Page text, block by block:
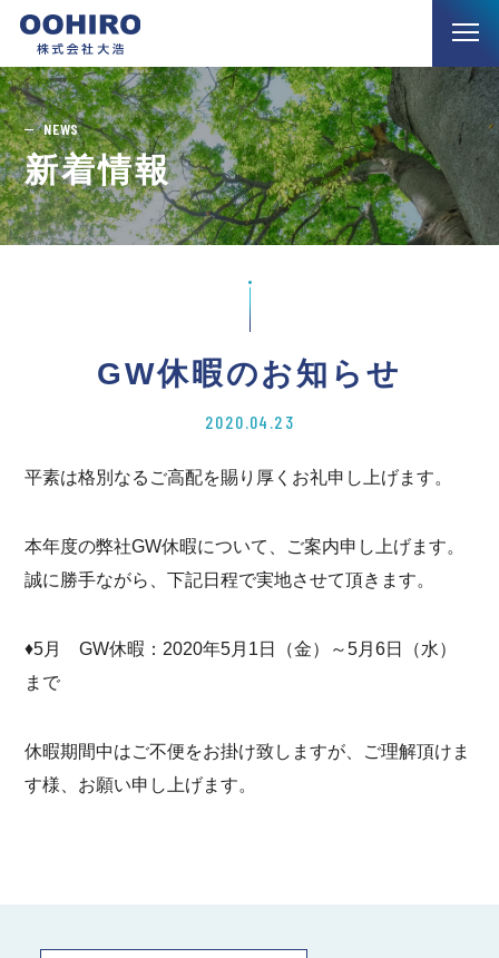
NEWS
新着情報
GW休暇のお知らせ
2020.04.23
平素は格別なるご高配を賜り厚くお礼申し上げます。
本年度の弊社GW休暇について、ご案内申し上げます。
誠に勝手ながら、下記日程で実地させて頂きます。
♦5月 GW休暇：2020年5月1日（金）～5月6日（水）
まで
休暇期間中はご不便をお掛け致しますが、ご理解頂けま
す様、お願い申し上げます。